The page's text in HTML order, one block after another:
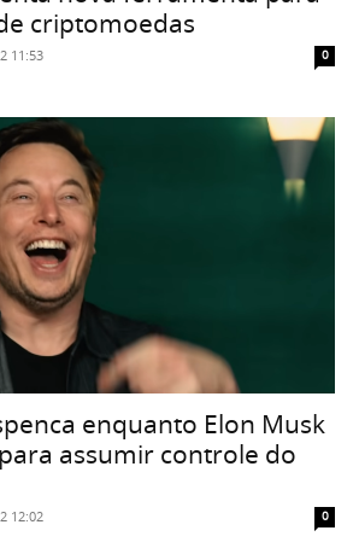
criptomoedas
11:53 0
enquanto Elon Musk
para assumir controle do
12:02 0